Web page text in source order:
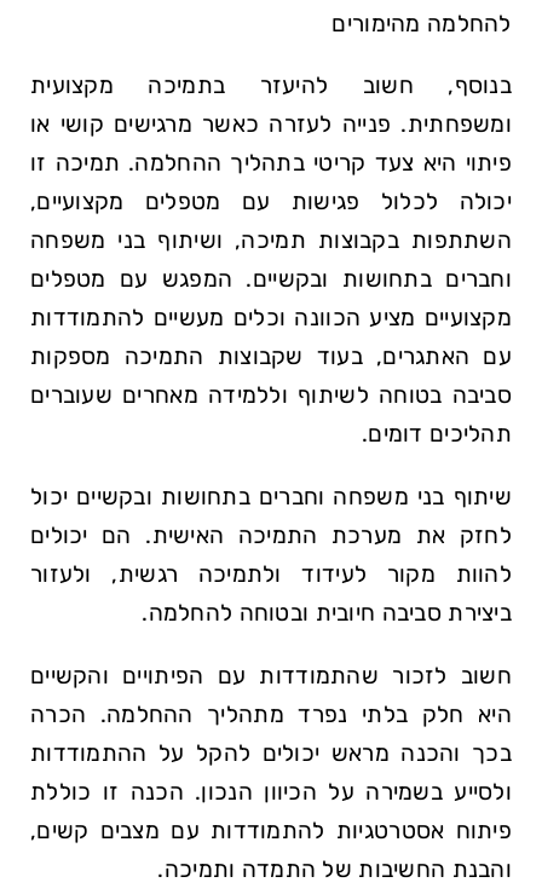
⁣להחלמה מהימורים
בנוסף, חשוב להיעזר בתמיכה מקצועית
ומשפחתית. פנייה לעזרה כאשר מרגישים קושי או
פיתוי היא צעד קריטי בתהליך ההחלמה. תמיכה זו
יכולה לכלול פגישות עם מטפלים מקצועיים,
השתתפות בקבוצות תמיכה, ושיתוף בני משפחה
וחברים בתחושות ובקשיים. המפגש עם מטפלים
מקצועיים מציע הכוונה וכלים מעשיים להתמודדות
עם האתגרים, בעוד שקבוצות התמיכה מספקות
סביבה בטוחה לשיתוף וללמידה מאחרים שעוברים
תהליכים דומים.
שיתוף בני משפחה וחברים בתחושות ובקשיים יכול
לחזק את מערכת התמיכה האישית. הם יכולים
להוות מקור לעידוד ולתמיכה רגשית, ולעזור
ביצירת סביבה חיובית ובטוחה להחלמה.
חשוב לזכור שהתמודדות עם הפיתויים והקשיים
היא חלק בלתי נפרד מתהליך ההחלמה. הכרה
בכך והכנה מראש יכולים להקל על ההתמודדות
ולסייע בשמירה על הכיוון הנכון. הכנה זו כוללת
פיתוח אסטרטגיות להתמודדות עם מצבים קשים,
והבנת החשיבות של התמדה ותמיכה.